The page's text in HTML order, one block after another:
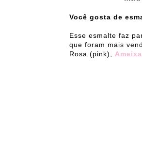
Você gosta de
Esse esmalte faz
que foram mais
Rosa (pink), Ameixa